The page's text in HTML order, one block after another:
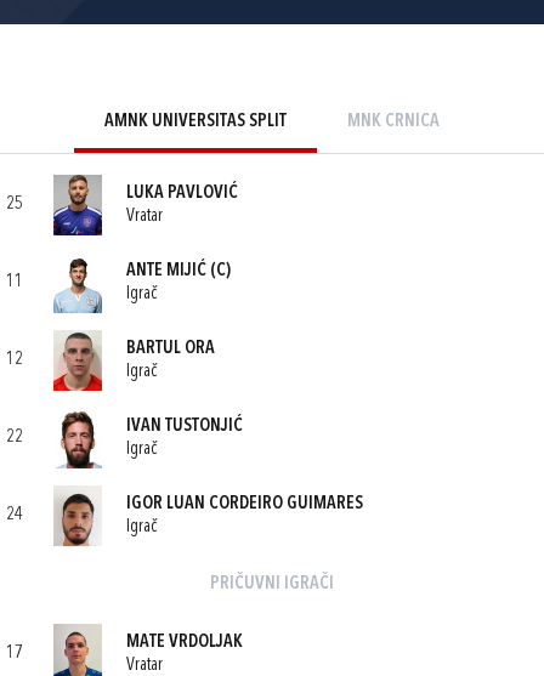
AMNK UNIVERSITAS SPLIT MNK CRNICA
25
LUKA PAVLOVIĆ
Vratar
11
ANTE MIJIĆ (C)
Igrač
12
BARTUL ORA
Igrač
22
IVAN TUSTONJIĆ
Igrač
24
IGOR LUAN CORDEIRO GUIMARES
Igrač
PRIČUVNI IGRAČI
17
MATE VRDOLJAK
Vratar